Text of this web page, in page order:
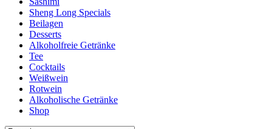
Sheng Long Specials
Beilagen
Desserts
Alkoholfreie Getränke
Tee
Cocktails
Weißwein
Rotwein
Alkoholische Getränke
Shop